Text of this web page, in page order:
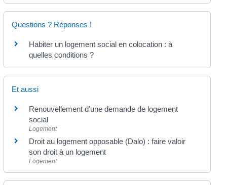
Questions ? Réponses !
Habiter un logement social en colocation : à
quelles conditions ?
Et aussi
Renouvellement d'une demande de logement
social
Logement
Droit au logement opposable (Dalo) : faire valoir
son droit à un logement
Logement